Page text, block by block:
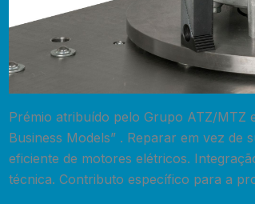
Prémio atribuído pelo Grupo ATZ/MTZ
Business Models” . Reparar em vez de
eficiente de motores elétricos.
técnica. Contributo específico para a